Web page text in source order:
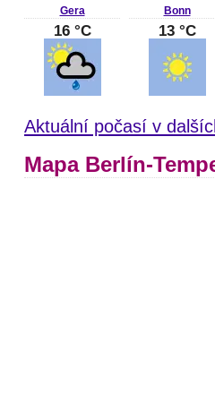
Gera
16 °C
Bonn
13 °C
Aktuální počasí v
Mapa Berlín-